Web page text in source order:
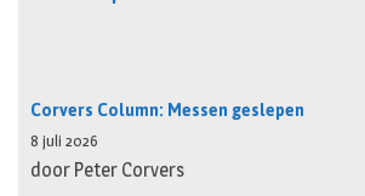
Corvers Column: Messen geslepen
8 juli 2026
door Peter Corvers